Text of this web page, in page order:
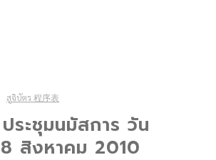
สูจิบัตร 程序表
ระชุมนมัสการ วัน
สิงหาคม 2010